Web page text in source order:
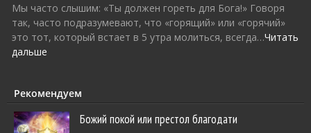
Мы часто слышим: «Ты должен гореть для Бога!» Говоря
так, часто подразумевают, что «горящий» или «горячий»
это тот, который встает в 5 утра молиться, всегда…Читать
дальше
Рекомендуем
Божий покой или престол благодати